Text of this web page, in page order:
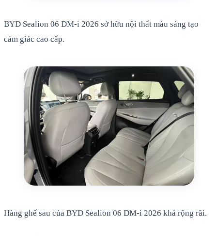
BYD Sealion 06 DM-i 2026 sở hữu nội thất màu sáng tạo
cảm giác cao cấp.
Hàng ghế sau của BYD Sealion 06 DM-i 2026 khá rộng rãi.